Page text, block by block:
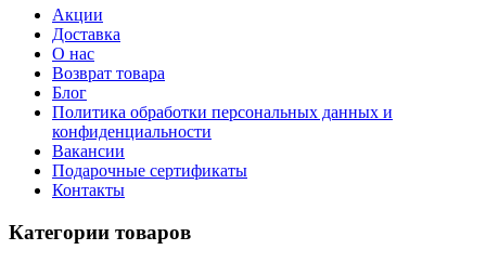
Акции
Доставка
О нас
Возврат товара
Блог
Политика обработки персональных данных и
конфиденциальности
Вакансии
Подарочные сертификаты
Контакты
Категории товаров